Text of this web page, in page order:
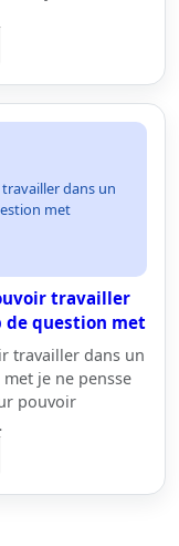
dans un
met
travailler
de question met
travailler dans un
je ne pensse
pouvoir